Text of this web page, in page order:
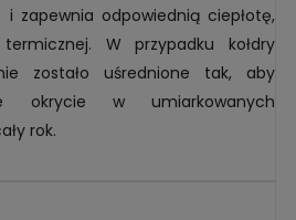
zapewnia odpowiednią ciepłotę,
W przypadku kołdry
zostało uśrednione tak, aby
okrycie w umiarkowanych
rok.